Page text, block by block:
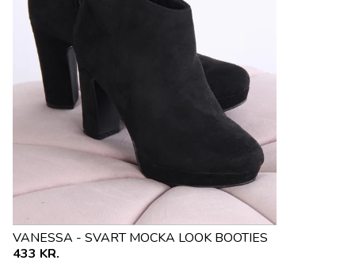
VANESSA - SVART MOCKA LOOK BOOTIES
433 KR.